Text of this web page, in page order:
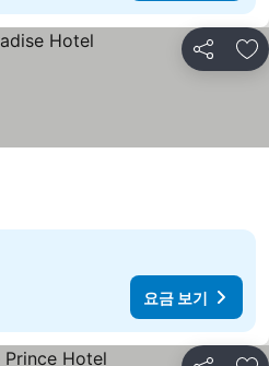
공유 즐
요금 보기